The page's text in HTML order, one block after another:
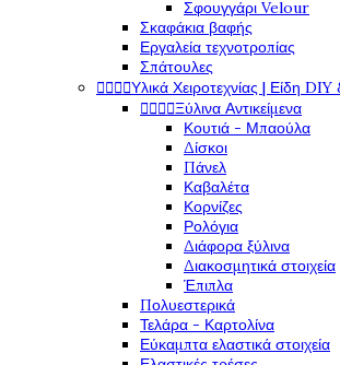
Σφουγγάρι Velour
Σκαφάκια βαφής
Εργαλεία τεχνοτροπίας
Σπάτουλες
Υλικά Χειροτεχνίας | Είδη
Ξύλινα Αντικείμενα
Κουτιά - Μπαούλα
Δίσκοι
Πάνελ
Καβαλέτα
Κορνίζες
Ρολόγια
Διάφορα ξύλινα
Διακοσμητικά στοιχεία
Έπιπλα
Πολυεστερικά
Τελάρα - Καρτολίνα
Εύκαμπτα ελαστικά στοιχεία